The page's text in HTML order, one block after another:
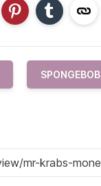
SPONGEBOB